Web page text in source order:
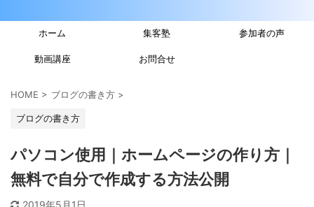
ホーム 集客塾 参加者の声
動画講座 お問合せ
HOME > ブログの書き方 >
ブログの書き方
パソコン使用｜ホームページの作り方｜
無料で自分で作成する方法公開
2019年5月1日